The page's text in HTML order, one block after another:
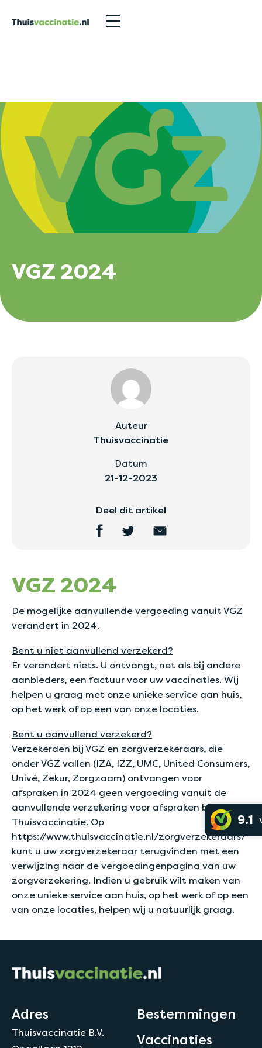
VGZ 2024
Auteur
Thuisvaccinatie
Datum
21-12-2023
Deel dit artikel
VGZ 2024
De mogelijke aanvullende vergoeding vanuit VGZ
verandert in 2024.
Bent u niet aanvullend verzekerd?
Er verandert niets. U ontvangt, net als bij andere
aanbieders, een factuur voor uw vaccinaties. Wij
helpen u graag met onze unieke service aan huis,
op het werk of op een van onze locaties.
Bent u aanvullend verzekerd?
Verzekerden bij VGZ en zorgverzekeraars, die
onder VGZ vallen (IZA, IZZ, UMC, United Consumers,
Univé, Zekur, Zorgzaam) ontvangen voor
afspraken in 2024 geen vergoeding vanuit de
aanvullende verzekering voor afspraken bij
Thuisvaccinatie. Op
https://www.thuisvaccinatie.nl/zorgverzekeraars/
kunt u uw zorgverzekeraar terugvinden met een
verwijzing naar de vergoedingenpagina van uw
zorgverzekering. Indien u gebruik wilt maken van
onze unieke service aan huis, op het werk of op een
van onze locaties, helpen wij u natuurlijk graag.
9.1
Adres
Thuisvaccinatie B.V.
Bestemmingen
Vaccinaties